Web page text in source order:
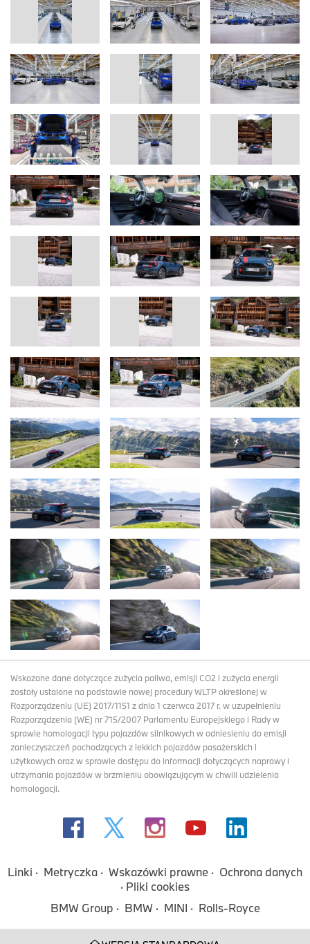
Wskazane dane dotyczące zużycia paliwa, emisji CO2 i zużycia energii
zostały ustalone na podstawie nowej procedury WLTP określonej w
Rozporządzeniu (UE) 2017/1151 z dnia 1 czerwca 2017 r. w uzupełnieniu
Rozporządzenia (WE) nr 715/2007 Parlamentu Europejskiego i Rady w
sprawie homologacji typu pojazdów silnikowych w odniesieniu do emisji
zanieczyszczeń pochodzących z lekkich pojazdów pasażerskich i
użytkowych oraz w sprawie dostępu do informacji dotyczących naprawy i
utrzymania pojazdów w brzmieniu obowiązującym w chwili udzielenia
homologacji.
Linki Metryczka Wskazówki prawne
Ochrona danych
Pliki cookies
BMW Group
BMW MINI Rolls-Royce